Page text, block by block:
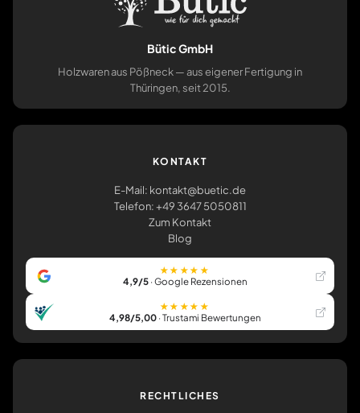
Bütic GmbH
Holzwaren aus Pößneck — aus eigener Fertigung in
Thüringen, seit 2015.
KONTAKT
E-Mail: kontakt@buetic.de
Telefon: +49 3647 5050811
Zum Kontakt
Blog
★★★★★
4,9/5· Google Rezensionen
★★★★★
4,98/5,00· Trustami Bewertungen
RECHTLICHES